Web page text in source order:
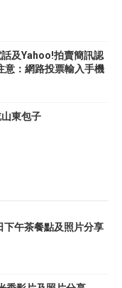
話及Yahoo!拍賣簡訊認
意：網路投票輸入手機
東包子
下午茶餐點及照片分享